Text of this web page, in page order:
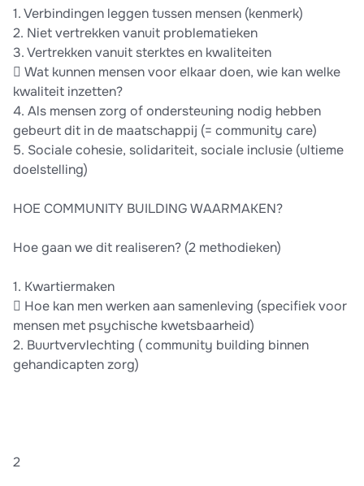
1. Verbindingen leggen tussen mensen (kenmerk)
2. Niet vertrekken vanuit problematieken
3. Vertrekken vanuit sterktes en kwaliteiten
 Wat kunnen mensen voor elkaar doen, wie kan welke
kwaliteit inzetten?
4. Als mensen zorg of ondersteuning nodig hebben
gebeurt dit in de maatschappij (= community care)
5. Sociale cohesie, solidariteit, sociale inclusie (ultieme
doelstelling)
HOE COMMUNITY BUILDING WAARMAKEN?
Hoe gaan we dit realiseren? (2 methodieken)
1. Kwartiermaken
 Hoe kan men werken aan samenleving (specifiek voor
mensen met psychische kwetsbaarheid)
2. Buurtvervlechting ( community building binnen
gehandicapten zorg)
2